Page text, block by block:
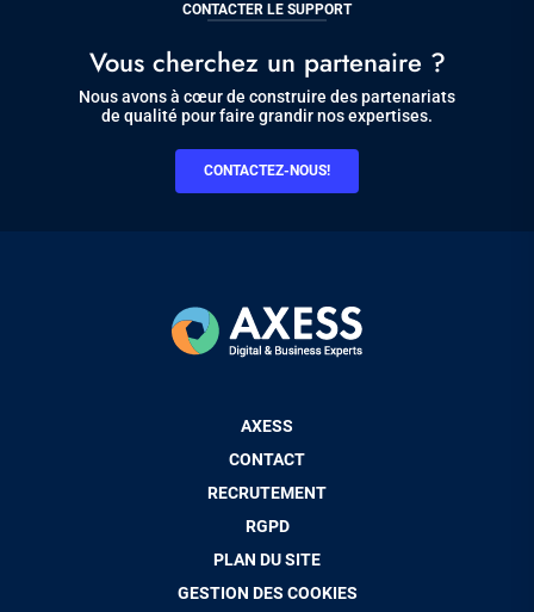
CONTACTER LE SUPPORT
Vous cherchez un partenaire ?
Nous avons à cœur de construire des partenariats
de qualité pour faire grandir nos expertises.
CONTACTEZ-NOUS!
AXESS
CONTACT
RECRUTEMENT
RGPD
PLAN DU SITE
GESTION DES COOKIES